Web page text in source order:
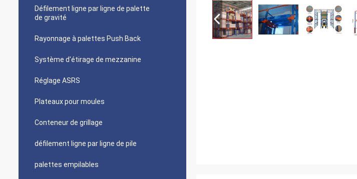
Défilement ligne par ligne de palette
de gravité
Rayonnage à palettes Push Back
Système d'étirage de mezzanine
Réglage ASRS
Plateaux pour moules
Conteneur de grillage
défilement ligne par ligne de pile
palettes empilables